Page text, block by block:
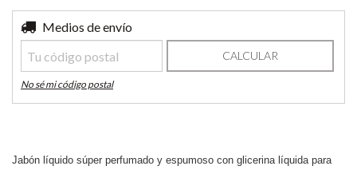
Entregas para el CP:
Medios de envío
CALCULAR
No sé mi código postal
Jabón líquido súper perfumado y espumoso con glicerina líquida para